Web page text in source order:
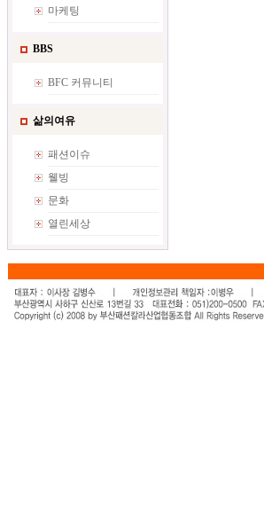
마케팅
BBS
BFC 커뮤니티
삶의여유
패션이슈
웰빙
문화
열린세상